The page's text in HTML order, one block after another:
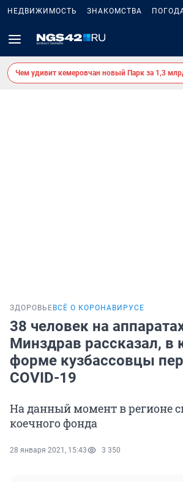
НЕДВИЖИМОСТЬ ЗНАКОМСТВА
Чем удивит кемеровчан новый Парк за 1,3
ЗДОРОВЬЕ ВСЁ О КОРОНАВИРУСЕ
38 человек на
Минздрав рассказал, в
форме кузбассовцы
COVID-19
На данный момент в регионе
коечного фонда
28 января 2021, 15:43 3 350